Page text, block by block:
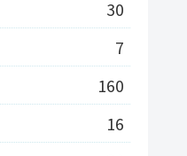
30
7
160
16